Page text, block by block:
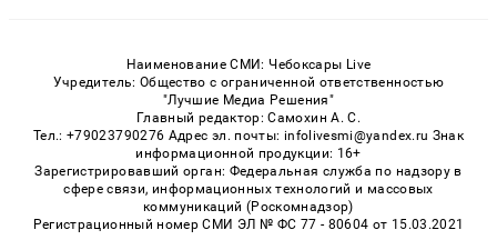
Наименование СМИ: Чебоксары Live
Учредитель: Общество с ограниченной ответственностью
"Лучшие Медиа Решения"
Главный редактор: Самохин А. С.
Тел.: +79023790276 Адрес эл. почты: infolivesmi@yandex.ru Знак
информационной продукции: 16+
Зарегистрировавший орган: Федеральная служба по надзору в
сфере связи, информационных технологий и массовых
коммуникаций (Роскомнадзор)
Регистрационный номер СМИ ЭЛ № ФС 77 - 80604 от 15.03.2021